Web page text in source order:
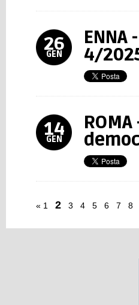
26
GEN
4/
14
GEN
« 1 2 3 4 5 6 7 8